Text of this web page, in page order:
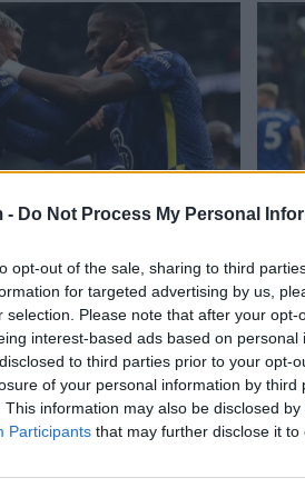
- Do Not Process My Personal
opt-out of the sale, sharing to third
for targeted advertising by us,
selection. Please note that after your
interest-based ads based on
to third parties prior to your opt-
of your personal information by third
This information may also be disclosed
Participants that may further disclose it to
me
2022 schedule